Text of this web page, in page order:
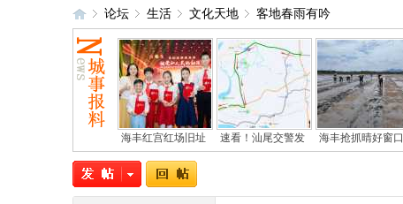
»
论坛
›
生活
›
文化天地
›
客地春雨有吟
海丰红宫红场旧址 速看！汕尾交警发 海丰抢抓晴好窗口